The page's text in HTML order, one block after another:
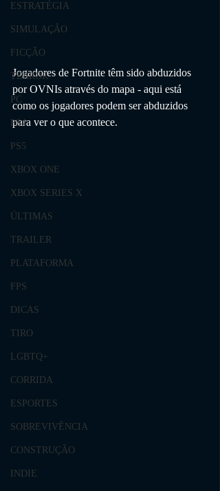
ESTRATÉGIA
SIMULAÇÃO
FICÇÃO
TERROR
PC
PS4
PS5
XBOX ONE
XBOX SERIES X
ÚLTIMAS
TRAILER
PLATAFORMA
FPS
DICAS
TIRO
LGBTQ+
CORRIDA
ESPORTES
SOBREVIVÊNCIA
CONSTRUÇÃO
INDIE
Jogadores de Fortnite têm sido abduzidos
por OVNIs através do mapa - aqui está
como os jogadores podem ser abduzidos
para ver o que acontece.